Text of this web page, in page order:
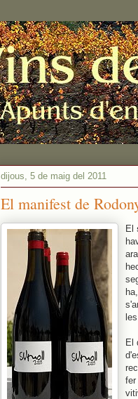
dijous, 5 de maig del 2011
El manifest de
El
El
fer